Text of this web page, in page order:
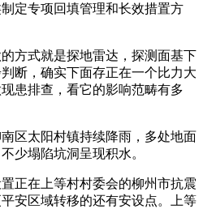
定专项回填管理和长效措置方
式就是探地雷达，探测面基下
断，确实下面存正在一个比力大
患排查，看它的影响范畴有多
太阳村镇持续降雨，多处地面
少塌陷坑洞呈现积水。
在上等村村委会的柳州市抗震
安区域转移的还有安设点。上等